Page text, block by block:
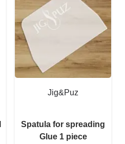
Jig&Puz
Spatula for spreading
Glue 1 piece